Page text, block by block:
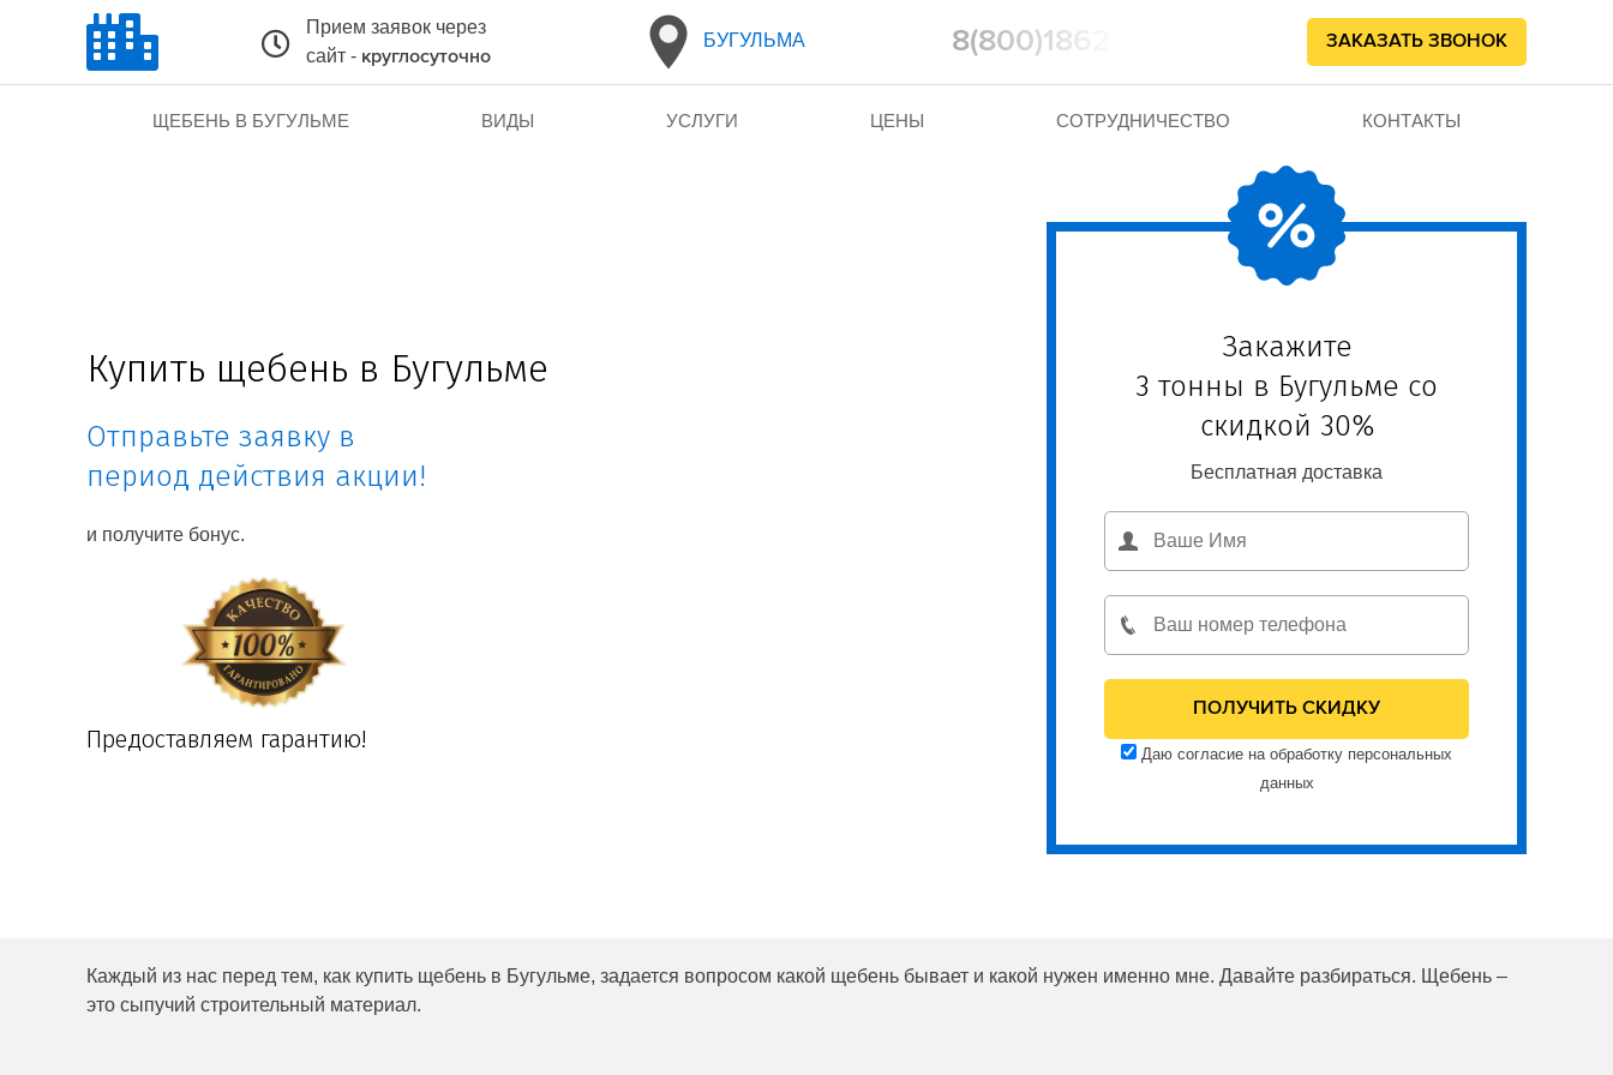
Прием заявок через
сайт - круглосуточно
БУГУЛЬМА 8(800)1862102 ЗАКАЗАТЬ ЗВОНОК
ЩЕБЕНЬ В БУГУЛЬМЕ ВИДЫ УСЛУГИ ЦЕНЫ СОТРУДНИЧЕСТВО КОНТАКТЫ
Купить щебень в Бугульме
Отправьте заявку в
период действия акции!
и получите бонус.
Предоставляем гарантию!
Закажите
3 тонны в Бугульме со
скидкой 30%
Бесплатная доставка
Даю согласие на обработку персональных
данных
Каждый из нас перед тем, как купить щебень в Бугульме, задается вопросом какой щебень бывает и какой нужен именно мне. Давайте разбираться. Щебень –
это сыпучий строительный материал.